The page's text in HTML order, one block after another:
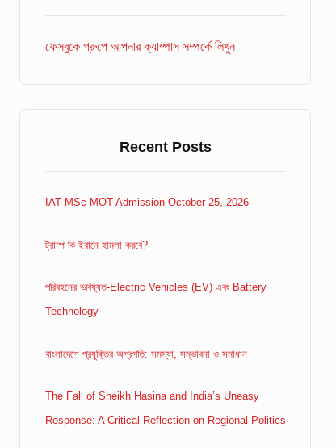
ফেসবুকে গ্রুপে আপনার ক্যাম্পাস সম্পর্কে লিখুন
Recent Posts
IAT MSc MOT Admission October 25, 2026
ট্রাম্প কি ইরানে হামলা করবে?
পরিবহনের ভবিষ্যত-Electric Vehicles (EV) এবং Battery
Technology
বাংলাদেশে প্রযুক্তির অগ্রগতি: সমস্যা, সম্ভাবনা ও সমাধান
The Fall of Sheikh Hasina and India’s Uneasy
Response: A Critical Reflection on Regional Politics